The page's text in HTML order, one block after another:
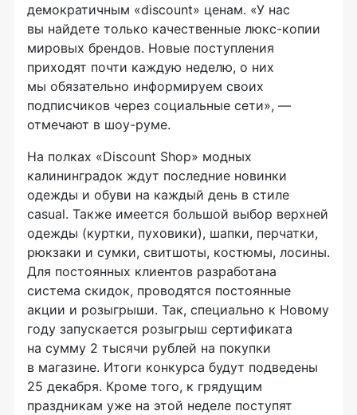
демократичным «discount» ценам. «У нас
вы найдете только качественные люкс-копии
мировых брендов. Новые поступления
приходят почти каждую неделю, о них
мы обязательно информируем своих
подписчиков через социальные сети», —
отмечают в шоу-руме.
На полках «Discount Shop» модных
калининградок ждут последние новинки
одежды и обуви на каждый день в стиле
casual. Также имеется большой выбор верхней
одежды (куртки, пуховики), шапки, перчатки,
рюкзаки и сумки, свитшоты, костюмы, лосины.
Для постоянных клиентов разработана
система скидок, проводятся постоянные
акции и розыгрыши. Так, специально к Новому
году запускается розыгрыш сертификата
на сумму 2 тысячи рублей на покупки
в магазине. Итоги конкурса будут подведены
25 декабря. Кроме того, к грядущим
праздникам уже на этой неделе поступят